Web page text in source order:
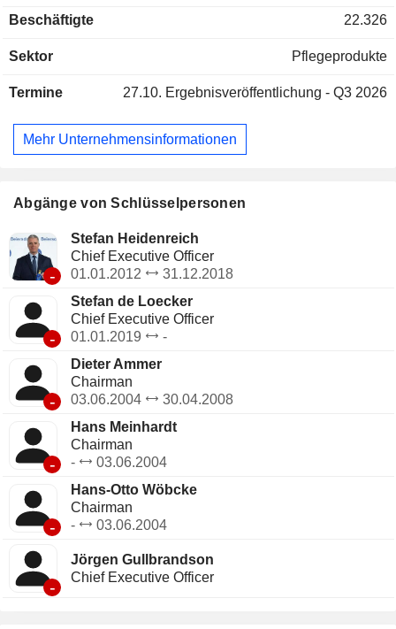
Hansaplast und Elastoplast) und dermatologische Produkte
Gipsbinden, Scotch-Bänder usw. (Marke tesa).
Europa (44,1%), Afrika / Asien / Australien (30,5%) und
Beschäftigte 22.326
Sektor Pflegeprodukte
Termine 27.10. Ergebnisveröffentlichung - Q3 2026
Mehr Unternehmensinformationen
Abgänge von Schlüsselpersonen
-
Stefan Heidenreich
Chief Executive Officer
01.01.2012
31.12.2018
-
Stefan de Loecker
Chief Executive Officer
01.01.2019
-
-
Dieter Ammer
Chairman
03.06.2004
30.04.2008
-
Hans Meinhardt
Chairman
-
03.06.2004
-
Hans-Otto Wöbcke
Chairman
-
03.06.2004
-
Jörgen Gullbrandson
Chief Executive Officer